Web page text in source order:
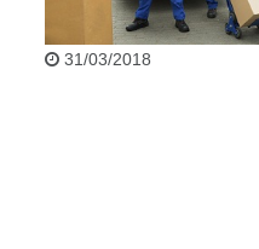
31/03/2018